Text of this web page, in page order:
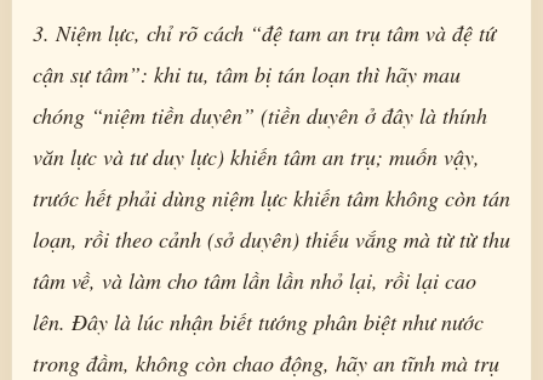
3. Niệm lực, chỉ rõ cách “đệ tam an trụ tâm và đệ tứ
cận sự tâm”: khi tu, tâm bị tán loạn thì hãy mau
chóng “niệm tiền duyên” (tiền duyên ở đây là thính
văn lực và tư duy lực) khiến tâm an trụ; muốn vậy,
trước hết phải dùng niệm lực khiến tâm không còn tán
loạn, rồi theo cảnh (sở duyên) thiếu vắng mà từ từ thu
tâm về, và làm cho tâm lần lần nhỏ lại, rồi lại cao
lên. Đây là lúc nhận biết tướng phân biệt như nước
trong đầm, không còn chao động, hãy an tĩnh mà trụ